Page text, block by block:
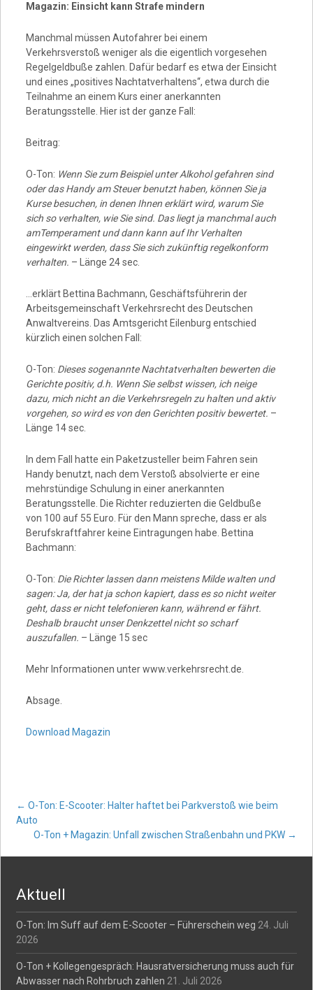
Magazin: Einsicht kann Strafe mindern
Manchmal müssen Autofahrer bei einem
Verkehrsverstoß weniger als die eigentlich vorgesehen
Regelgeldbuße zahlen. Dafür bedarf es etwa der Einsicht
und eines „positives Nachtatverhaltens“, etwa durch die
Teilnahme an einem Kurs einer anerkannten
Beratungsstelle. Hier ist der ganze Fall:
Beitrag:
O-Ton: Wenn Sie zum Beispiel unter Alkohol gefahren sind
oder das Handy am Steuer benutzt haben, können Sie ja
Kurse besuchen, in denen Ihnen erklärt wird, warum Sie
sich so verhalten, wie Sie sind. Das liegt ja manchmal auch
amTemperament und dann kann auf Ihr Verhalten
eingewirkt werden, dass Sie sich zukünftig regelkonform
verhalten. – Länge 24 sec.
…erklärt Bettina Bachmann, Geschäftsführerin der
Arbeitsgemeinschaft Verkehrsrecht des Deutschen
Anwaltvereins. Das Amtsgericht Eilenburg entschied
kürzlich einen solchen Fall:
O-Ton: Dieses sogenannte Nachtatverhalten bewerten die
Gerichte positiv, d.h. Wenn Sie selbst wissen, ich neige
dazu, mich nicht an die Verkehrsregeln zu halten und aktiv
vorgehen, so wird es von den Gerichten positiv bewertet. –
Länge 14 sec.
In dem Fall hatte ein Paketzusteller beim Fahren sein
Handy benutzt, nach dem Verstoß absolvierte er eine
mehrstündige Schulung in einer anerkannten
Beratungsstelle. Die Richter reduzierten die Geldbuße
von 100 auf 55 Euro. Für den Mann spreche, dass er als
Berufskraftfahrer keine Eintragungen habe. Bettina
Bachmann:
O-Ton: Die Richter lassen dann meistens Milde walten und
sagen: Ja, der hat ja schon kapiert, dass es so nicht weiter
geht, dass er nicht telefonieren kann, während er fährt.
Deshalb braucht unser Denkzettel nicht so scharf
auszufallen. – Länge 15 sec
Mehr Informationen unter www.verkehrsrecht.de.
Absage.
Download Magazin
Post
navigation
← O-Ton: E-Scooter: Halter haftet bei Parkverstoß wie beim
Auto
O-Ton + Magazin: Unfall zwischen Straßenbahn und PKW →
Aktuell
O-Ton: Im Suff auf dem E-Scooter – Führerschein weg 24. Juli
2026
O-Ton + Kollegengespräch: Hausratversicherung muss auch für
Abwasser nach Rohrbruch zahlen 21. Juli 2026